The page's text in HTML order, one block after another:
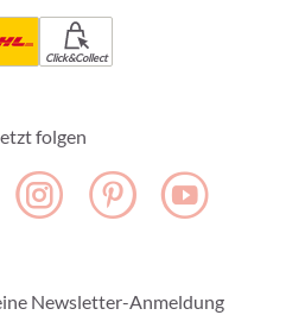
Click&Collect
folgen
Newsletter-Anmeldung